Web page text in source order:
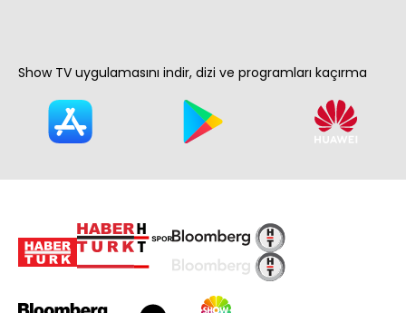
Show TV uygulamasını indir, dizi ve programları kaçırma